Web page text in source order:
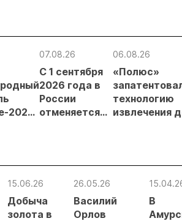
2026
07.08.26
С 1 сентября
2026 года в
России
отменяется
отраслевые
риски и
МСБ
06.08.26
«Полюс»
технологию
извлечения
15.06.26
Добыча
золота в
26.05.26
Василий
Орлов
В